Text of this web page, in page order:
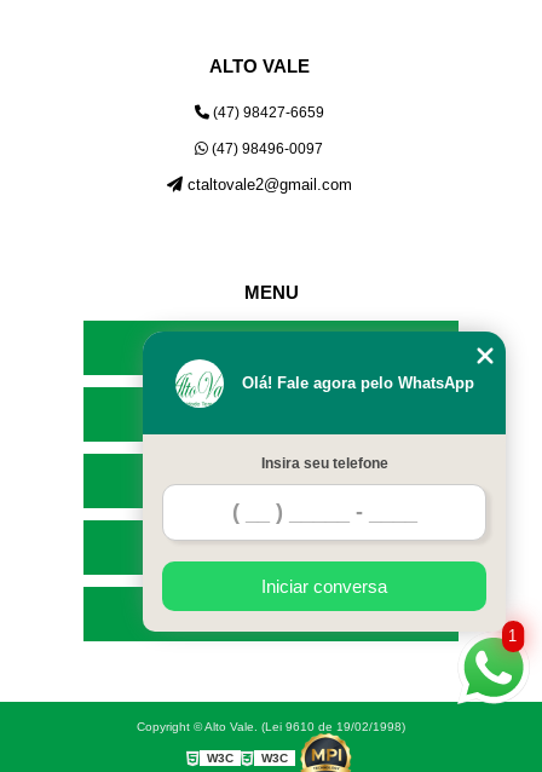
ALTO VALE
(47) 98427-6659
(47) 98496-0097
ctaltovale2@gmail.com
MENU
SERVIÇOS
MAPA DO SITE
Copyright © Alto Vale. (Lei 9610 de 19/02/1998)
W3C W3C
1
Olá! Fale agora pelo WhatsApp
Insira seu telefone
Iniciar conversa